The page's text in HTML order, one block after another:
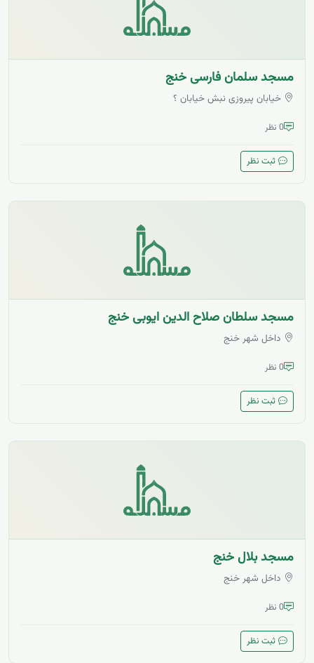
مسجد سلمان فارسی خنج
خیابان پیروزی نبش خیابان ؟
0 نظر
ثبت نظر
مسجد سلطان صلاح الدین ایوبی خنج
داخل شهر خنج
0 نظر
ثبت نظر
مسجد بلال خنج
داخل شهر خنج
0 نظر
ثبت نظر